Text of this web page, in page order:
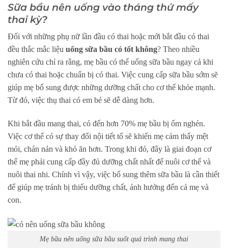
Sữa bầu nên uống vào tháng thứ mấy
thai kỳ?
Đối với những phụ nữ lần đầu có thai hoặc mới bắt đầu có thai
đều thắc mắc liệu uống sữa bầu có tốt không? Theo nhiều
nghiên cứu chỉ ra rằng, mẹ bầu có thể uống sữa bầu ngay cả khi
chưa có thai hoặc chuẩn bị có thai. Việc cung cấp sữa bầu sớm sẽ
giúp mẹ bổ sung được những dưỡng chất cho cơ thể khỏe mạnh.
Từ đó, việc thụ thai có em bé sẽ dễ dàng hơn.
Khi bắt đầu mang thai, có đến hơn 70% mẹ bầu bị ốm nghén.
Việc cơ thể có sự thay đổi nội tiết tố sẽ khiến mẹ cảm thấy mệt
mỏi, chán nản và khó ăn hơn. Trong khi đó, đây là giai đoạn cơ
thể mẹ phải cung cấp đầy đủ dưỡng chất nhất để nuôi cơ thể và
nuôi thai nhi. Chính vì vậy, việc bổ sung thêm sữa bầu là cần thiết
để giúp mẹ tránh bị thiếu dưỡng chất, ảnh hưởng đến cả mẹ và
con.
Mẹ bầu nên uống sữa bầu suốt quá trình mang thai